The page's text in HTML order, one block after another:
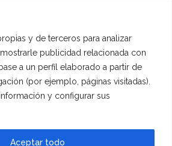
y de terceros para analizar
publicidad relacionada con
a un perfil elaborado a partir de
(por ejemplo, páginas visitadas).
y configurar sus
Aceptar todo
de pago